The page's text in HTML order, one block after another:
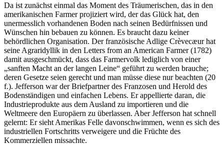
Da ist zunächst einmal das Moment des Träumerischen, das in den
amerikanischen Farmer projiziert wird, der das Glück hat, den
unermesslich vorhandenen Boden nach seinen Bedürfnissen und
Wünschen hin bebauen zu können. Es braucht dazu keiner
behördlichen Organisation. Der französische Adlige Crèvecæur hat
seine Agraridyllik in den Letters from an American Farmer (1782)
damit ausgeschmückt, dass das Farmervolk lediglich von einer
„sanften Macht an der langen Leine“ geführt zu werden brauche;
deren Gesetze seien gerecht und man müsse diese nur beachten (20
f.). Jefferson war der Briefpartner des Franzosen und Herold des
Bodenständigen und einfachen Lebens. Er appellierte daran, die
Industrieprodukte aus dem Ausland zu importieren und die
Weltmeere den Europäern zu überlassen. Aber Jefferson hat schnell
gelernt: Er sieht Amerikas Felle davonschwimmen, wenn es sich des
industriellen Fortschritts verweigere und die Früchte des
Kommerziellen missachte.